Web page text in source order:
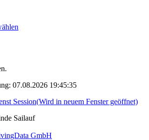
07.08.2026 19:45:35
Session(Wird in neuem Fenster geöffnet)
Sailauf
GmbH